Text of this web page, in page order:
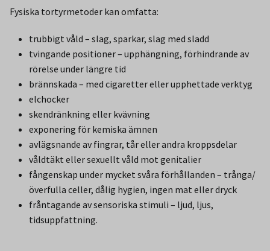
Fysiska tortyrmetoder kan omfatta:
trubbigt våld – slag, sparkar, slag med sladd
tvingande positioner – upphängning, förhindrande av
rörelse under längre tid
brännskada – med cigaretter eller upphettade verktyg
elchocker
skendränkning eller kvävning
exponering för kemiska ämnen
avlägsnande av fingrar, tår eller andra kroppsdelar
våldtäkt eller sexuellt våld mot genitalier
fångenskap under mycket svåra förhållanden – trånga/
överfulla celler, dålig hygien, ingen mat eller dryck
fråntagande av sensoriska stimuli – ljud, ljus,
tidsuppfattning.